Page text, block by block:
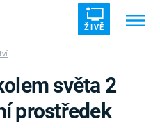
ŽIVĚ
světa 2
prostředek